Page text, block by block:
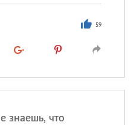
59
знаешь, что